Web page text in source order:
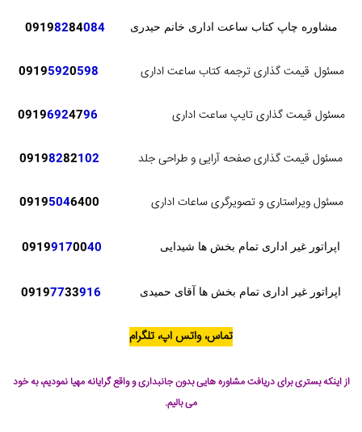
مشاوره چاپ کتاب ساعت اداری خانم حیدری 0919
8284084
مسئول قیمت گذاری ترجمه کتاب ساعت اداری 09195920598
مسئول قیمت گذاری تایپ ساعت اداری 09196924796
مسئول قیمت گذاری صفحه آرایی و طراحی جلد 09198282102
مسئول ویراستاری و تصویرگری ساعات اداری 09195046400
اپراتور غیر اداری تمام بخش ها شیدایی 09199170040
اپراتور غیر اداری تمام بخش ها آقای حمیدی 09197733916
تماس، واتس اپ، تلگرام
از اینکه بستری برای دریافت مشاوره هایی بدون جانبداری و واقع گرایانه مهیا نمودیم، به خود
می بالیم.